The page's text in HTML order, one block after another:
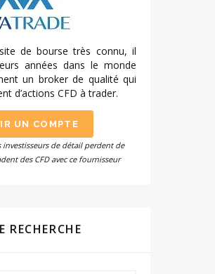
de bourse très connu, il
années dans le monde
un broker de qualité qui
d’actions CFD à trader.
UN COMPTE
investisseurs de détail perdent de
des CFD avec ce fournisseur
RECHERCHE